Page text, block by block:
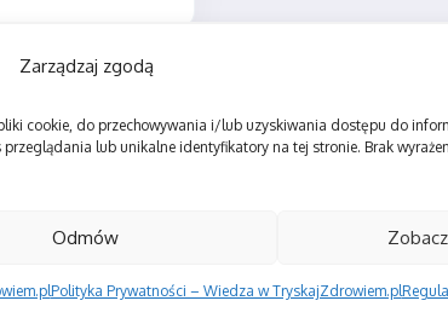
Zarządzaj zgodą
cookie, do przechowywania i/lub uzyskiwania dostępu do
lub unikalne identyfikatory na tej stronie. Brak
Odmów
Polityka Prywatności – Wiedza w TryskajZdrowiem.pl
informacyjny X